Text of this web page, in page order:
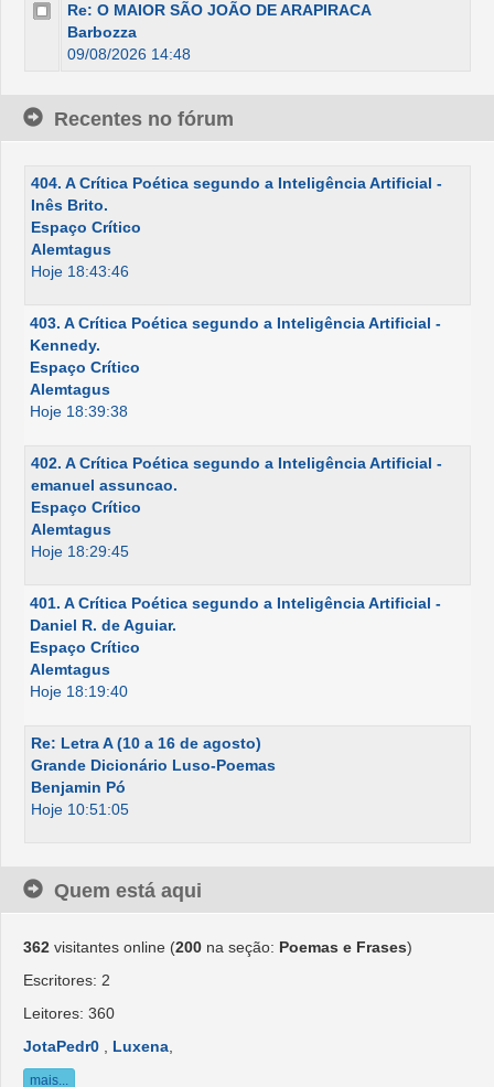
Re: O MAIOR SÃO JOÃO DE ARAPIRACA
Barbozza
09/08/2026 14:48
Recentes no fórum
404. A Crítica Poética segundo a Inteligência Artificial -
Inês Brito.
Espaço Crítico
Alemtagus
Hoje 18:43:46
403. A Crítica Poética segundo a Inteligência Artificial -
Kennedy.
Espaço Crítico
Alemtagus
Hoje 18:39:38
402. A Crítica Poética segundo a Inteligência Artificial -
emanuel assuncao.
Espaço Crítico
Alemtagus
Hoje 18:29:45
401. A Crítica Poética segundo a Inteligência Artificial -
Daniel R. de Aguiar.
Espaço Crítico
Alemtagus
Hoje 18:19:40
Re: Letra A (10 a 16 de agosto)
Grande Dicionário Luso-Poemas
Benjamin Pó
Hoje 10:51:05
Quem está aqui
362 visitantes online (200 na seção: Poemas e Frases)
Escritores: 2
Leitores: 360
JotaPedr0
Luxena
mais...